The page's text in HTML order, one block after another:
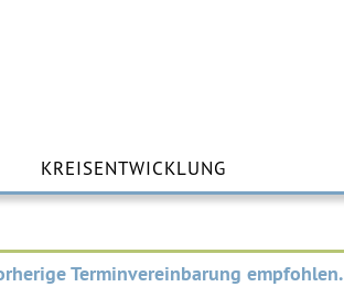
KREISENTWICKLUNG
Terminvereinbarung empfohlen.